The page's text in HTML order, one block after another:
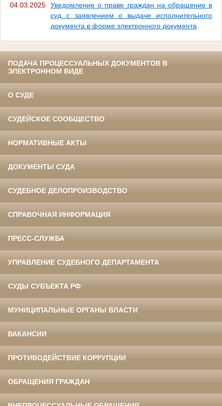
04.03.2025
Уведомление о праве граждан на обращение в
суд с заявлением о выдаче исполнительного
документа в форме электронного документа
ПОДАЧА ПРОЦЕССУАЛЬНЫХ ДОКУМЕНТОВ В
ЭЛЕКТРОННОМ ВИДЕ
О СУДЕ
СУДЕЙСКОЕ СООБЩЕСТВО
НОРМАТИВНЫЕ АКТЫ
ДОКУМЕНТЫ СУДА
СУДЕБНОЕ ДЕЛОПРОИЗВОДСТВО
СПРАВОЧНАЯ ИНФОРМАЦИЯ
ПРЕСС-СЛУЖБА
УПРАВЛЕНИЕ СУДЕБНОГО ДЕПАРТАМЕНТА
СУДЫ СУБЪЕКТА РФ
МУНИЦИПАЛЬНЫЕ ОРГАНЫ ВЛАСТИ
ВАКАНСИИ
ПРОТИВОДЕЙСТВИЕ КОРРУПЦИИ
ОБРАЩЕНИЯ ГРАЖДАН